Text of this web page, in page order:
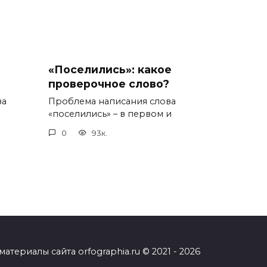
«Поселились»: какое
проверочное слово?
Проблема написания слова
«поселились» – в первом и
0 93к.
сайта orfographia.ru © 2021 - 2026